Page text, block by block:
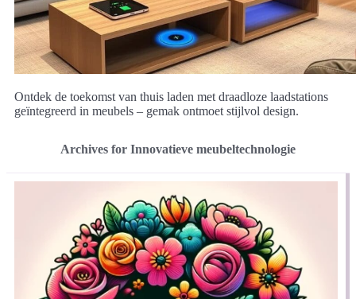
Ontdek de toekomst van thuis laden met draadloze laadstations
geïntegreerd in meubels – gemak ontmoet stijlvol design.
Archives for Innovatieve meubeltechnologie